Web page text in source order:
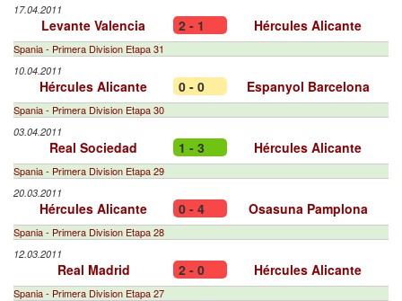
17.04.2011
Levante Valencia 2 - 1 Hércules Alicante
Spania - Primera Division Etapa 31
10.04.2011
Hércules Alicante 0 - 0 Espanyol Barcelona
Spania - Primera Division Etapa 30
03.04.2011
Real Sociedad 1 - 3 Hércules Alicante
Spania - Primera Division Etapa 29
20.03.2011
Hércules Alicante 0 - 4 Osasuna Pamplona
Spania - Primera Division Etapa 28
12.03.2011
Real Madrid 2 - 0 Hércules Alicante
Spania - Primera Division Etapa 27